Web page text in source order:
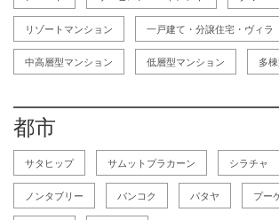
リゾートマンション 一戸建て・分譲住宅・ヴィラ
中高層型マンション 低層型マンション 多
都市
サタヒップ サムットプラカーン シラチャ
ノンタブリー バンコク パタヤ プー